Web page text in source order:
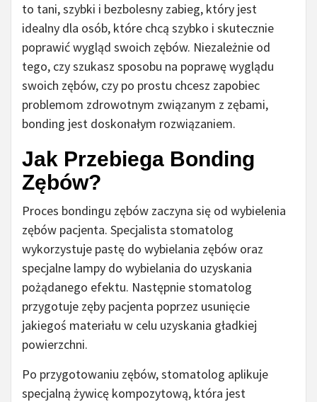
to tani, szybki i bezbolesny zabieg, który jest
idealny dla osób, które chcą szybko i skutecznie
poprawić wygląd swoich zębów. Niezależnie od
tego, czy szukasz sposobu na poprawę wyglądu
swoich zębów, czy po prostu chcesz zapobiec
problemom zdrowotnym związanym z zębami,
bonding jest doskonałym rozwiązaniem.
Jak Przebiega Bonding
Zębów?
Proces bondingu zębów zaczyna się od wybielenia
zębów pacjenta. Specjalista stomatolog
wykorzystuje pastę do wybielania zębów oraz
specjalne lampy do wybielania do uzyskania
pożądanego efektu. Następnie stomatolog
przygotuje zęby pacjenta poprzez usunięcie
jakiegoś materiału w celu uzyskania gładkiej
powierzchni.
Po przygotowaniu zębów, stomatolog aplikuje
specjalną żywicę kompozytową, która jest